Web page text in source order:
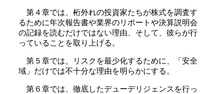
第４章では、桁外れの投資家たちが株式を調査す
るために年次報告書や業界のリポートや決算説明会
の記録を読むだけではない理由、そして、彼らが行
っていることを取り上げる。
第５章では、リスクを最少化するために、「安全
域」だけでは不十分な理由を明らかにする。
第６章では、徹底したデューデリジェンスを行っ